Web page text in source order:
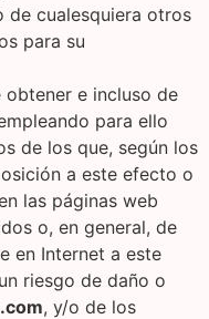
de cualesquiera otros
para su
obtener e incluso de
para ello
de los que, según los
a este efecto o
las páginas web
o, en general, de
en Internet a este
riesgo de daño o
, y/o de los